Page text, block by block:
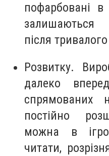
пофарбовані в
залишаються
після
Розвитку.
далеко
спрямованих
постійно
можна в
читати,